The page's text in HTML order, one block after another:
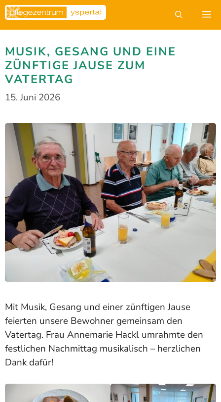
Zum
Inhalt
springen
MUSIK, GESANG UND EINE
ZÜNFTIGE JAUSE ZUM
VATERTAG
15. Juni 2026
Mit Musik, Gesang und einer zünftigen Jause
feierten unsere Bewohner gemeinsam den
Vatertag. Frau Annemarie Hackl umrahmte den
festlichen Nachmittag musikalisch – herzlichen
Dank dafür!